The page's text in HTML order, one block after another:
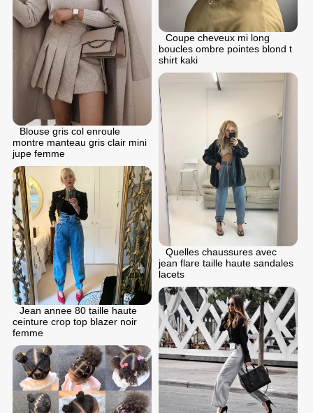
Coupe cheveux mi long
boucles ombre pointes blond t
shirt kaki
Blouse gris col enroule
montre manteau gris clair mini
jupe femme
Quelles chaussures avec
jean flare taille haute sandales
lacets
Jean annee 80 taille haute
ceinture crop top blazer noir
femme